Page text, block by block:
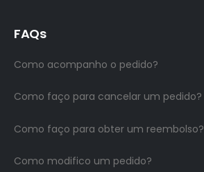
FAQs
Como acompanho o pedido?
Como faço para cancelar um pedido?
Como faço para obter um reembolso?
Como modifico um pedido?